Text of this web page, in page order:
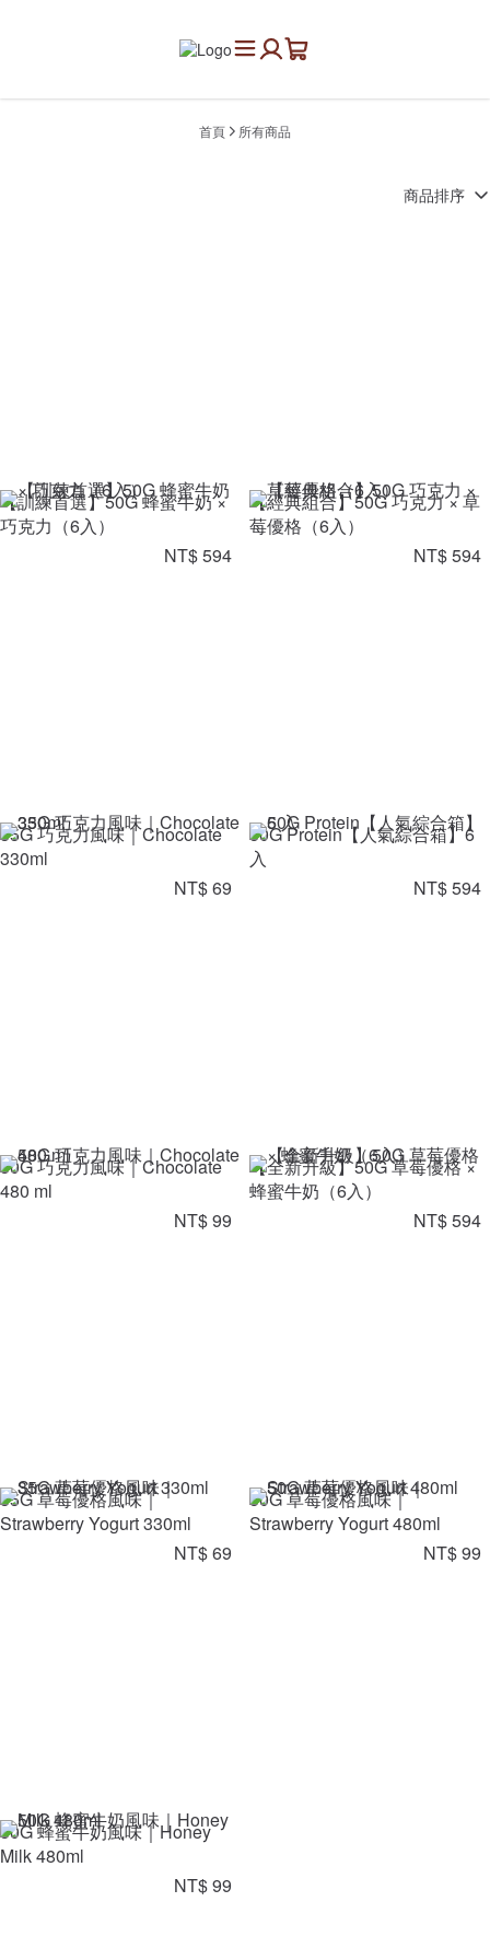
首頁 所有商品
商品排序
【訓練首選】50G 蜂蜜牛奶 ×
巧克力（6入）
NT$ 594
【經典組合】50G 巧克力 × 草
莓優格（6入）
NT$ 594
35G 巧克力風味｜Chocolate
330ml
NT$ 69
50G Protein【人氣綜合箱】6
入
NT$ 594
50G 巧克力風味｜Chocolate
480 ml
NT$ 99
【全新升級】50G 草莓優格 ×
蜂蜜牛奶（6入）
NT$ 594
35G 草莓優格風味｜
Strawberry Yogurt 330ml
NT$ 69
50G 草莓優格風味｜
Strawberry Yogurt 480ml
NT$ 99
50G 蜂蜜牛奶風味｜Honey
Milk 480ml
NT$ 99